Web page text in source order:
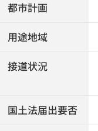
都市計画
用途地域
接道状況
国土法届出要否